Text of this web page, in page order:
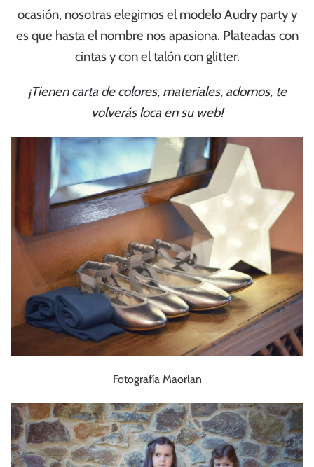
ocasión, nosotras elegimos el modelo Audry party y
es que hasta el nombre nos apasiona. Plateadas con
cintas y con el talón con glitter.
¡Tienen carta de colores, materiales, adornos, te
volverás loca en su web!
Fotografía Maorlan